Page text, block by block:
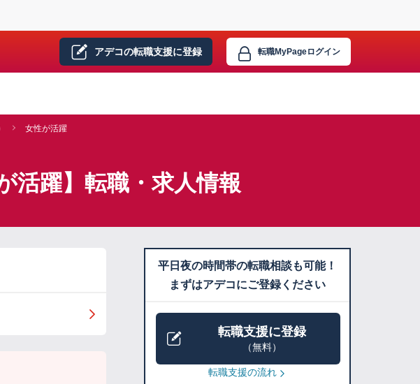
アデコの転職支援に登録 転職MyPageログイン
女性が活躍
活躍】転職・求人情報
平日夜の時間帯の転職相談も可能！
まずはアデコにご登録ください
転職支援に登録
（無料）
転職支援の流れ